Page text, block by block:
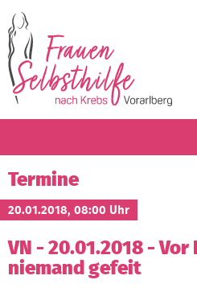
Termine
Blog
Angebot
Wissenswertes
Termine
20.01.2018, 08:00 Uhr
VN - 20.01.2018 -
niemand gefeit